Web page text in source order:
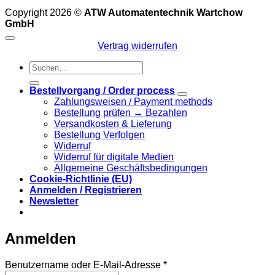
Copyright 2026 © ATW Automatentechnik Wartchow
GmbH
Vertrag widerrufen
Suchen
nach:
Bestellvorgang / Order process
Zahlungsweisen / Payment methods
Bestellung prüfen → Bezahlen
Versandkosten & Lieferung
Bestellung Verfolgen
Widerruf
Widerruf für digitale Medien
Allgemeine Geschäftsbedingungen
Cookie-Richtlinie (EU)
Anmelden / Registrieren
Newsletter
Anmelden
Benutzername oder E-Mail-Adresse *Erforderlich